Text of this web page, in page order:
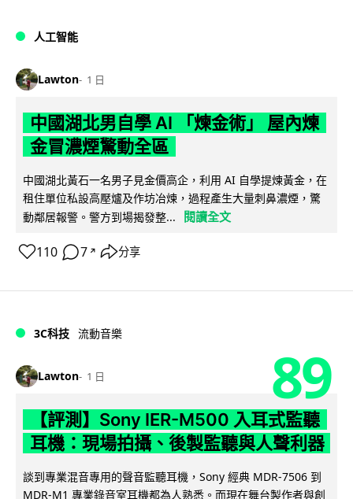
人工智能
Lawton 1 日
中國湖北男自學 AI 「煉金術」 屋內煉
金冒濃煙驚動全區
中國湖北黃石一名男子見金價高企，利用 AI 自學提煉黃金，在
租住單位私設高壓爐及作坊冶煉，過程產生大量刺鼻濃煙，驚
動鄰居報警。警方到場揭發整...
閱讀全文
110 7 ↗ 分享
3C科技 流動音樂
Lawton 1 日 89
【評測】Sony IER-M500 入耳式監聽
耳機：現場拍攝、後製監聽與人聲利器
談到專業混音專用的聲音監聽耳機，Sony 經典 MDR-7506 到
MDR-M1 專業錄音室耳機都為人熟悉。而現在舞台製作者與創